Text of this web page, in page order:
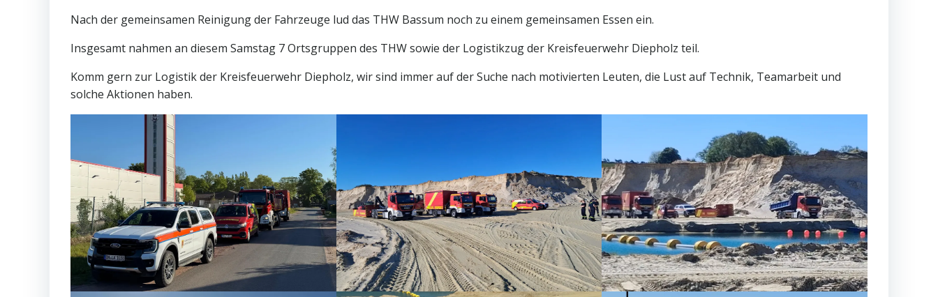
Nach der gemeinsamen Reinigung der Fahrzeuge lud das THW Bassum noch zu einem gemeinsamen Essen ein.
Insgesamt nahmen an diesem Samstag 7 Ortsgruppen des THW sowie der Logistikzug der Kreisfeuerwehr Diepholz teil.
Komm gern zur Logistik der Kreisfeuerwehr Diepholz, wir sind immer auf der Suche nach motivierten Leuten, die Lust auf Technik, Teamarbeit und
solche Aktionen haben.